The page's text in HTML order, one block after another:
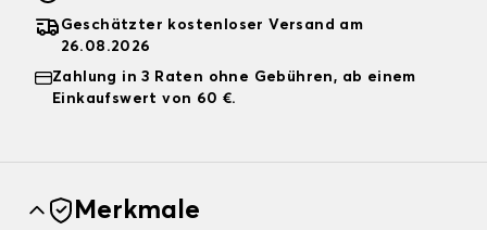
Geschätzter kostenloser Versand am
26.08.2026
Zahlung in 3 Raten ohne Gebühren, ab einem
Einkaufswert von 60 €.
Merkmale